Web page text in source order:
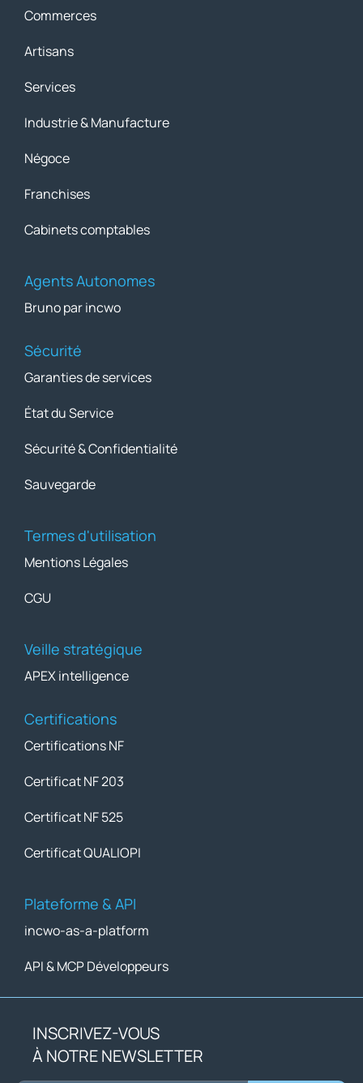
Commerces
Artisans
Services
Industrie & Manufacture
Négoce
Franchises
Cabinets comptables
Agents Autonomes
Bruno par incwo
Sécurité
Garanties de services
État du Service
Sécurité & Confidentialité
Sauvegarde
Termes d'utilisation
Mentions Légales
CGU
Veille stratégique
APEX intelligence
Certifications
Certifications NF
Certificat NF 203
Certificat NF 525
Certificat QUALIOPI
Plateforme & API
incwo-as-a-platform
API & MCP Développeurs
INSCRIVEZ-VOUS
À NOTRE NEWSLETTER